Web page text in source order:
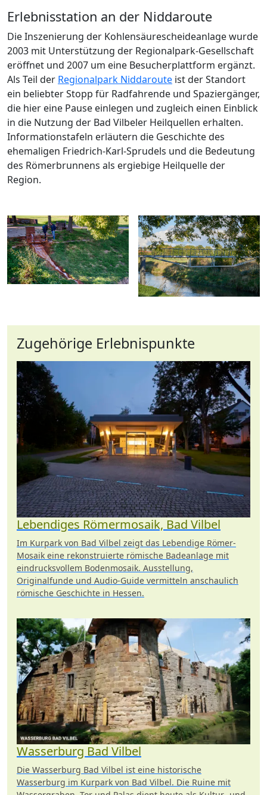
Erlebnisstation an der Niddaroute
Die Inszenierung der Kohlensäurescheideanlage wurde
2003 mit Unterstützung der Regionalpark-Gesellschaft
eröffnet und 2007 um eine Besucherplattform ergänzt.
Als Teil der Regionalpark Niddaroute ist der Standort
ein beliebter Stopp für Radfahrende und Spaziergänger,
die hier eine Pause einlegen und zugleich einen Einblick
in die Nutzung der Bad Vilbeler Heilquellen erhalten.
Informationstafeln erläutern die Geschichte des
ehemaligen Friedrich-Karl-Sprudels und die Bedeutung
des Römerbrunnens als ergiebige Heilquelle der
Region.
Zugehörige Erlebnispunkte
Lebendiges Römermosaik, Bad Vilbel
Im Kurpark von Bad Vilbel zeigt das Lebendige Römer-
Mosaik eine rekonstruierte römische Badeanlage mit
eindrucksvollem Bodenmosaik. Ausstellung,
Originalfunde und Audio-Guide vermitteln anschaulich
römische Geschichte in Hessen.
Wasserburg Bad Vilbel
Die Wasserburg Bad Vilbel ist eine historische
Wasserburg im Kurpark von Bad Vilbel. Die Ruine mit